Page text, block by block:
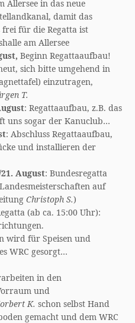
Allersee in das neue
damit das
frei für die Regatta ist
am Allersee
Beginn Regattaaufbau!
sich bitte umgehend in
einzutragen,
T.
: Regattaaufbau, z.B. das
uns sogar der Kanuclub…
: Abschluss Regattaaufbau,
und installieren der
August: Bundesregatta
auf
Christoph S.)
(ab ca. 15:00 Uhr):
wird für Speisen und
WRC gesorgt…
in den
und
K. schon selbst Hand
gemacht und dem WRC